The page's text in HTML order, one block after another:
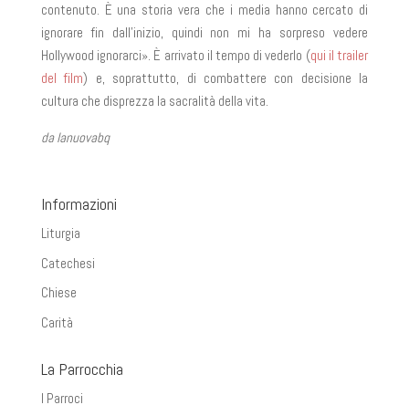
contenuto. È una storia vera che i media hanno cercato di
ignorare fin dall’inizio, quindi non mi ha sorpreso vedere
Hollywood ignorarci». È arrivato il tempo di vederlo (qui il trailer
del film) e, soprattutto, di combattere con decisione la
cultura che disprezza la sacralità della vita.
da lanuovabq
Informazioni
Liturgia
Catechesi
Chiese
Carità
La Parrocchia
I Parroci